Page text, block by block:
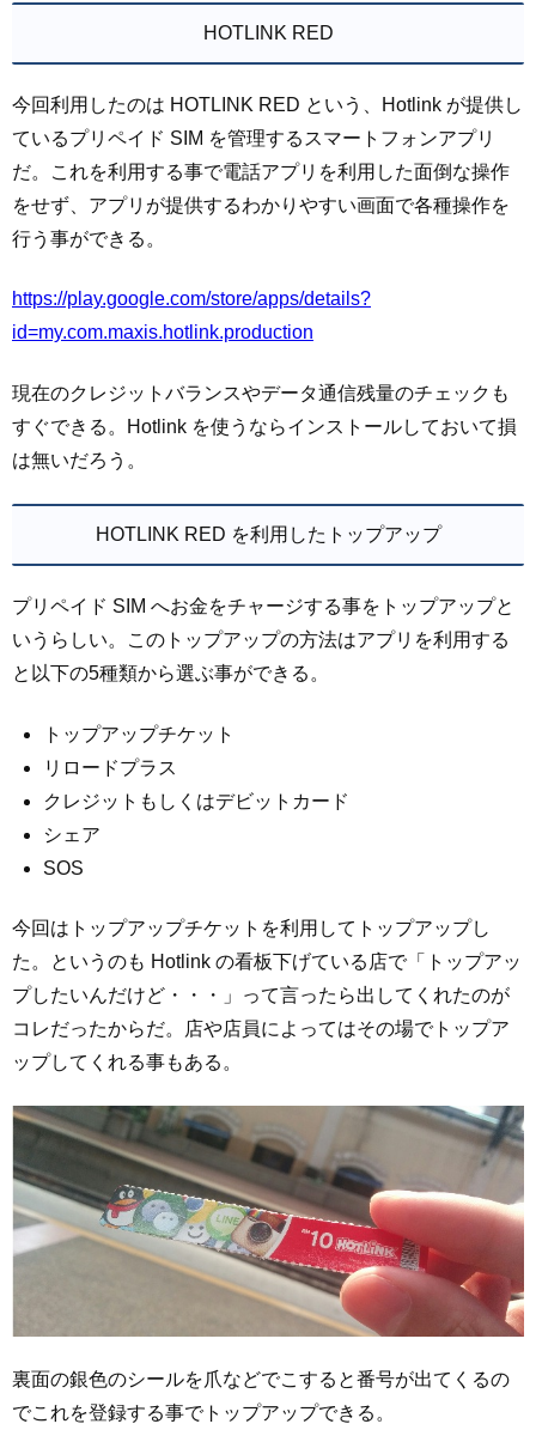
HOTLINK RED
今回利用したのは HOTLINK RED という、Hotlink が提供し
ているプリペイド SIM を管理するスマートフォンアプリ
だ。これを利用する事で電話アプリを利用した面倒な操作
をせず、アプリが提供するわかりやすい画面で各種操作を
行う事ができる。
https://play.google.com/store/apps/details?
id=my.com.maxis.hotlink.production
現在のクレジットバランスやデータ通信残量のチェックも
すぐできる。Hotlink を使うならインストールしておいて損
は無いだろう。
HOTLINK RED を利用したトップアップ
プリペイド SIM へお金をチャージする事をトップアップと
いうらしい。このトップアップの方法はアプリを利用する
と以下の5種類から選ぶ事ができる。
トップアップチケット
リロードプラス
クレジットもしくはデビットカード
シェア
SOS
今回はトップアップチケットを利用してトップアップし
た。というのも Hotlink の看板下げている店で「トップアッ
プしたいんだけど・・・」って言ったら出してくれたのが
コレだったからだ。店や店員によってはその場でトップア
ップしてくれる事もある。
裏面の銀色のシールを爪などでこすると番号が出てくるの
でこれを登録する事でトップアップできる。